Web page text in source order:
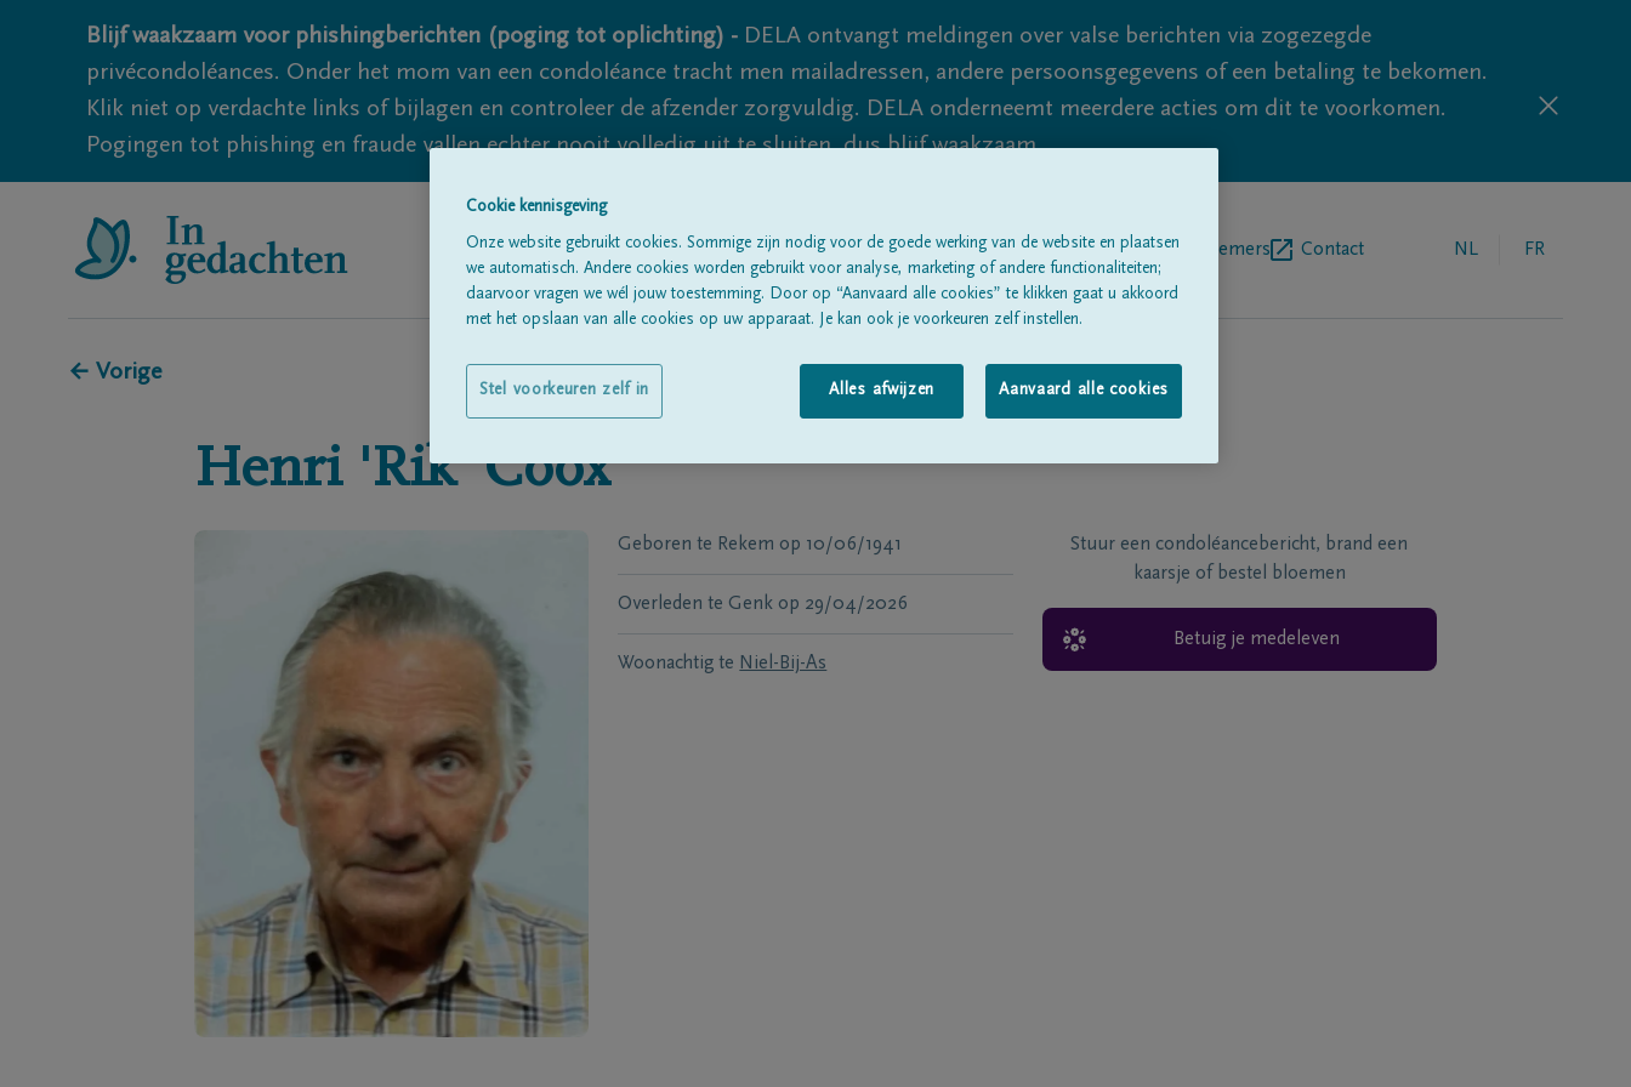
Blijf waakzaam voor phishingberichten (poging tot oplichting) - DELA ontvangt meldingen over valse berichten via zogezegde
privécondoléances. Onder het mom van een condoléance tracht men mailadressen, andere persoonsgegevens of een betaling te bekomen.
Klik niet op verdachte links of bijlagen en controleer de afzender zorgvuldig. DELA onderneemt meerdere acties om dit te voorkomen.
Pogingen tot phishing en fraude vallen echter nooit volledig uit te sluiten, dus blijf waakzaam.
Alle rouwberichtenOver onsBegrafenisondernemers Contact NL FR
← Vorige
Henri 'Rik' Coox
Geboren te Rekem op 10/06/1941
Overleden te Genk op 29/04/2026
Woonachtig te Niel-Bij-As
Stuur een condoléancebericht, brand een
kaarsje of bestel bloemen
Betuig je medeleven
Cookie kennisgeving
Onze website gebruikt cookies. Sommige zijn nodig voor de goede werking van de website en plaatsen
we automatisch. Andere cookies worden gebruikt voor analyse, marketing of andere functionaliteiten;
daarvoor vragen we wél jouw toestemming. Door op “Aanvaard alle cookies” te klikken gaat u akkoord
met het opslaan van alle cookies op uw apparaat. Je kan ook je voorkeuren zelf instellen.
Alles afwijzen Aanvaard alle cookies
Stel voorkeuren zelf in